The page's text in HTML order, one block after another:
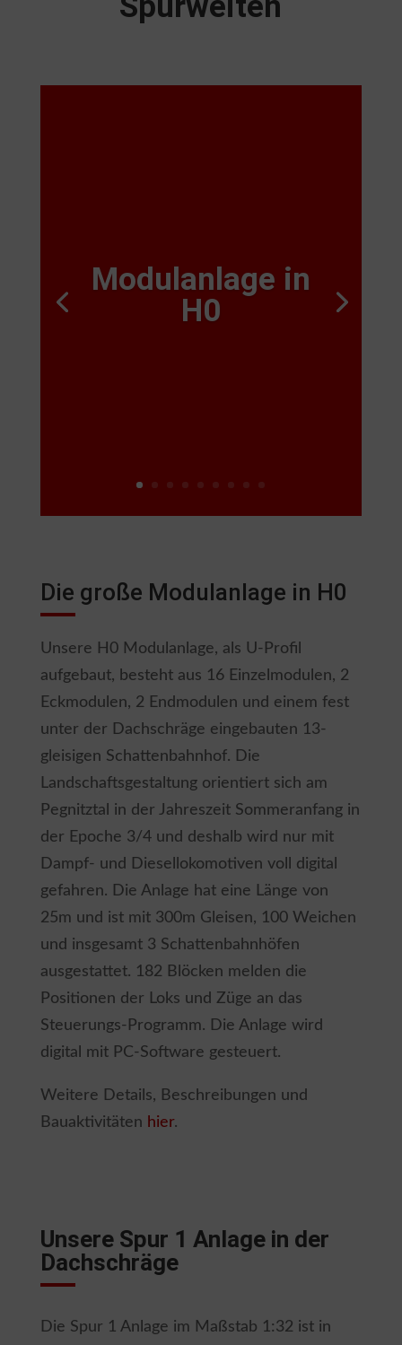
Modulanlage in
H0
Die große Modulanlage in H0
Unsere H0 Modulanlage, als U-Profil
aufgebaut, besteht aus 16 Einzelmodulen, 2
Eckmodulen, 2 Endmodulen und einem fest
unter der Dachschräge eingebauten 13-
gleisigen Schattenbahnhof. Die
Landschaftsgestaltung orientiert sich am
Pegnitztal in der Jahreszeit Sommeranfang in
der Epoche 3/4 und deshalb wird nur mit
Dampf- und Diesellokomotiven voll digital
gefahren. Die Anlage hat eine Länge von
25m und ist mit 300m Gleisen, 100 Weichen
und insgesamt 3 Schattenbahnhöfen
ausgestattet. 182 Blöcken melden die
Positionen der Loks und Züge an das
Steuerungs-Programm. Die Anlage wird
digital mit PC-Software gesteuert.
Weitere Details, Beschreibungen und
Bauaktivitäten hier.
Unsere Spur 1 Anlage in der
Dachschräge
Die Spur 1 Anlage im Maßstab 1:32 ist in